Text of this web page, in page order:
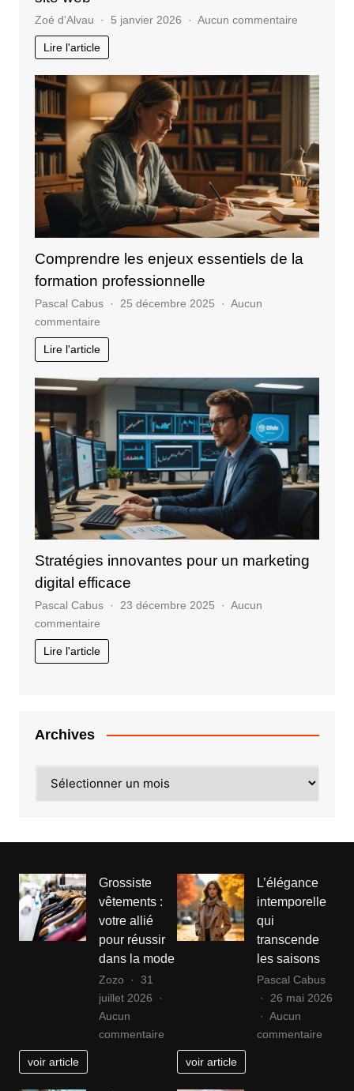
Zoé d'Alvau 5 janvier 2026 Aucun commentairesur
essentiels
surveiller
un
site
web
Lire l'article
Comprendre les enjeux essentiels de la
formation professionnelle
Pascal Cabus 25 décembre 2025
Aucun
commentairesur
Comprendre
les
enjeux
de
formation
professionnelle
Lire l'article
Stratégies innovantes pour un marketing
digital efficace
Pascal Cabus 23 décembre 2025
Aucun
commentairesur
Stratégies
innovantes
Lire l'article
Archives
Grossiste
vêtements :
votre allié
pour réussir
dans la mode
Zozo
31
juillet 2026
Aucun
commentairesur
Grossiste
vêtements
voir article
L’élégance
intemporelle
qui
transcende
les saisons
Pascal Cabus
26 mai 2026
Aucun
commentaire
voir article